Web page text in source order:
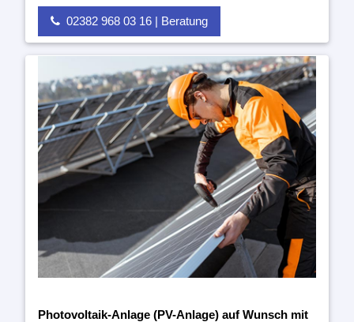
02382 968 03 16 | Beratung
Photovoltaik-Anlage (PV-Anlage) auf Wunsch mit